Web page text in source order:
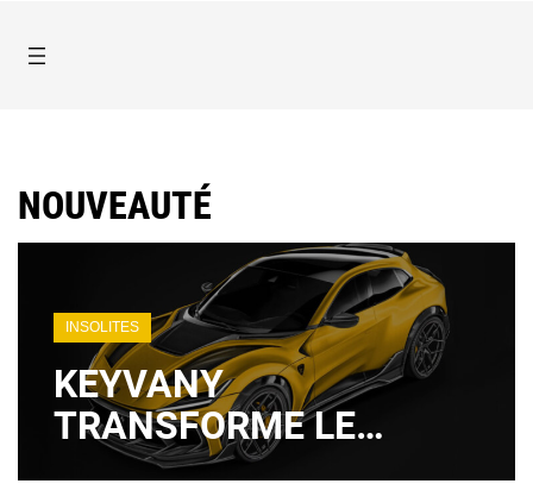
NOUVEAUTÉ
INSOLITES
KEYVANY
TRANSFORME LE
FERRARI PUROSANGUE